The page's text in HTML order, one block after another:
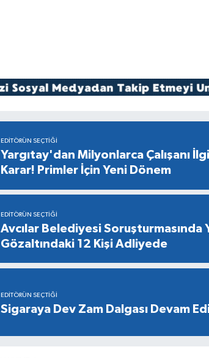
EDITÖRÜN SEÇTIĞI
Yargıtay'dan Milyonlarca Çalışanı
Karar! Primler İçin Yeni Dönem
EDITÖRÜN SEÇTIĞI
Avcılar Belediyesi Soruşturmasında
Gözaltındaki 12 Kişi Adliyede
EDITÖRÜN SEÇTIĞI
Sigaraya Dev Zam Dalgası Devam